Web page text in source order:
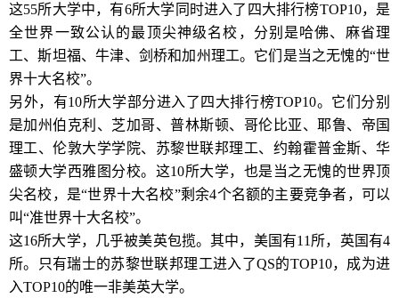
这55所大学中，有6所大学同时进入了四大排行榜TOP10，是
全世界一致公认的最顶尖神级名校，分别是哈佛、麻省理
工、斯坦福、牛津、剑桥和加州理工。它们是当之无愧的“世
界十大名校”。
另外，有10所大学部分进入了四大排行榜TOP10。它们分别
是加州伯克利、芝加哥、普林斯顿、哥伦比亚、耶鲁、帝国
理工、伦敦大学学院、苏黎世联邦理工、约翰霍普金斯、华
盛顿大学西雅图分校。这10所大学，也是当之无愧的世界顶
尖名校，是“世界十大名校”剩余4个名额的主要竞争者，可以
叫“准世界十大名校”。
这16所大学，几乎被美英包揽。其中，美国有11所，英国有4
所。只有瑞士的苏黎世联邦理工进入了QS的TOP10，成为进
入TOP10的唯一非美英大学。